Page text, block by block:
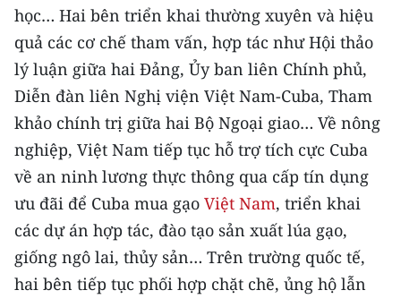
Media Du lịch
Media Thế giới
Media Thể thao
Media Giáo dục
Media Y tế
Media Khoa học - Công nghệ
Media Môi trường
học… Hai bên triển khai thường xuyên và hiệu
quả các cơ chế tham vấn, hợp tác như Hội thảo
lý luận giữa hai Đảng, Ủy ban liên Chính phủ,
Diễn đàn liên Nghị viện Việt Nam-Cuba, Tham
khảo chính trị giữa hai Bộ Ngoại giao… Về nông
nghiệp, Việt Nam tiếp tục hỗ trợ tích cực Cuba
về an ninh lương thực thông qua cấp tín dụng
ưu đãi để Cuba mua gạo Việt Nam, triển khai
các dự án hợp tác, đào tạo sản xuất lúa gạo,
giống ngô lai, thủy sản… Trên trường quốc tế,
hai bên tiếp tục phối hợp chặt chẽ, ủng hộ lẫn